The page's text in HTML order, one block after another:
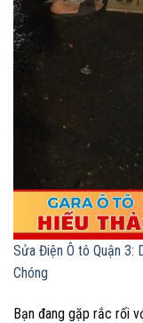
Sửa Điện Ô tô Quận 3:
Chóng
Bạn đang gặp rắc rối